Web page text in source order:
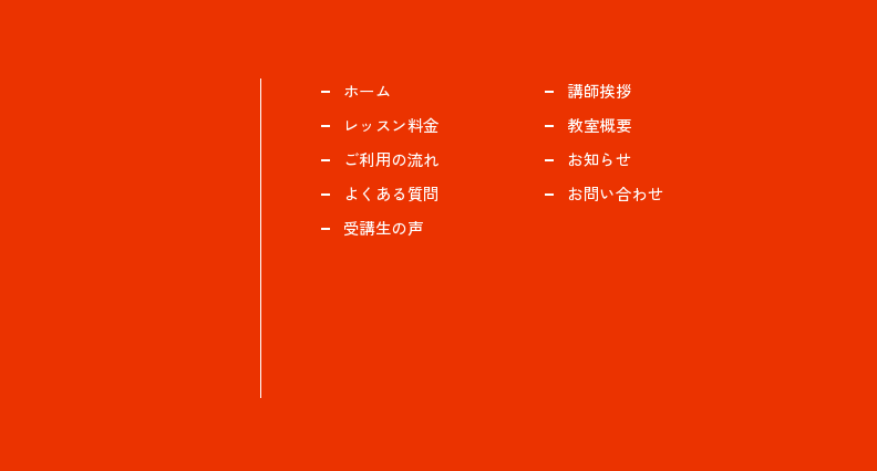
ホーム
レッスン料金
ご利用の流れ
よくある質問
受講生の声
講師挨拶
教室概要
お知らせ
お問い合わせ